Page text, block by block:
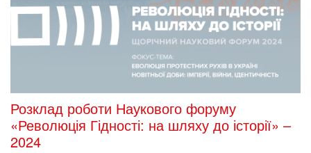
Розклад роботи Наукового форуму
«Революція Гідності: на шляху до історії» –
2024